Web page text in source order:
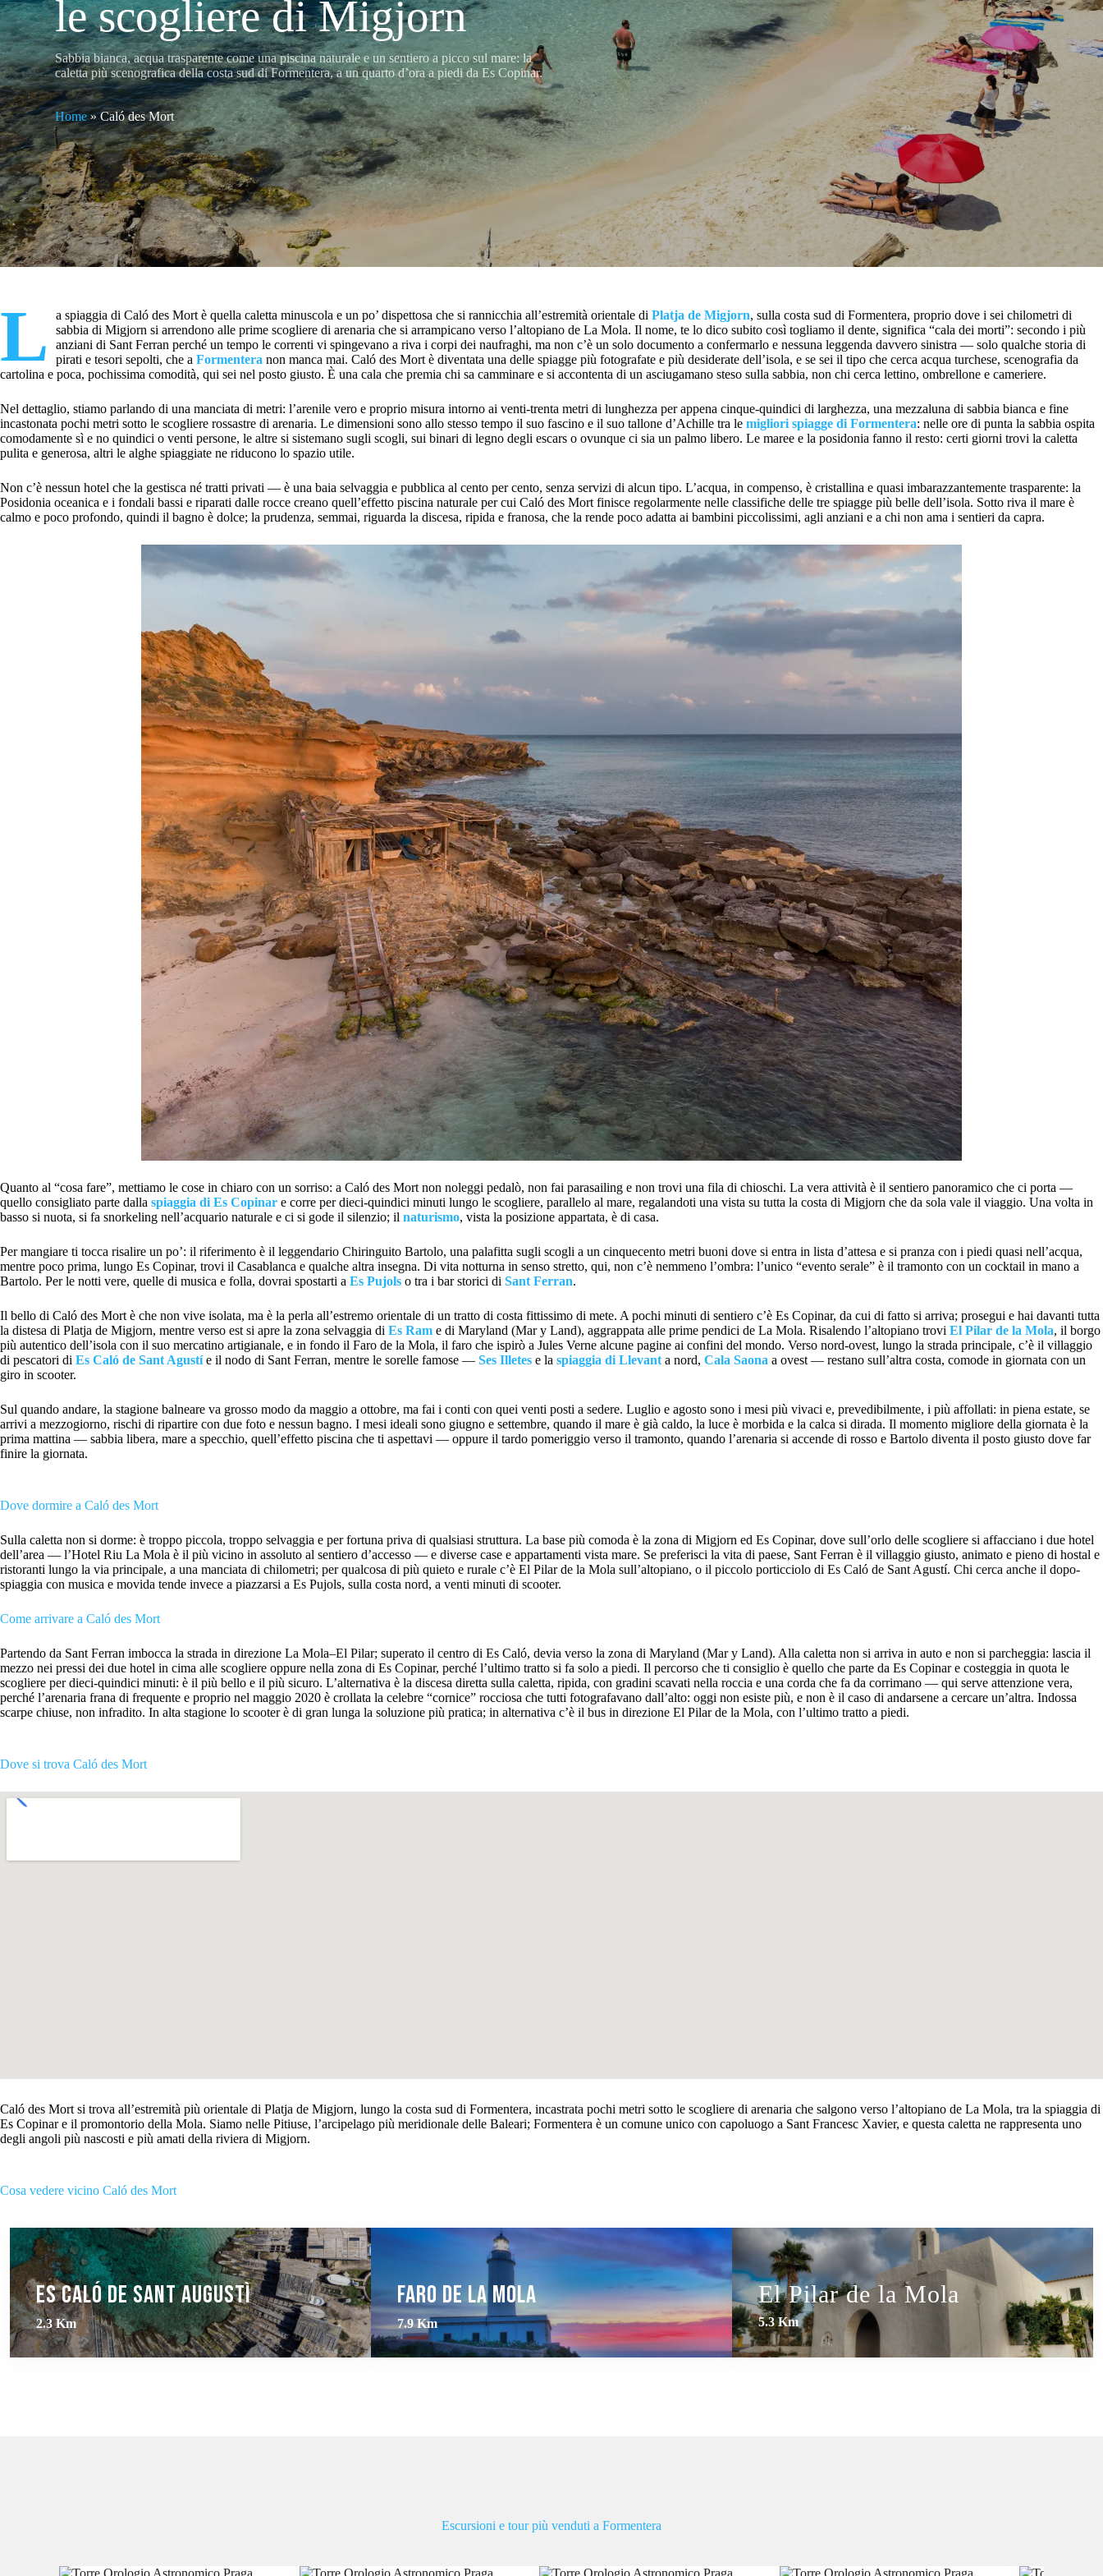
le scogliere di Migjorn
Sabbia bianca, acqua trasparente come una piscina naturale e un sentiero a picco sul mare: la
caletta più scenografica della costa sud di Formentera, a un quarto d’ora a piedi da Es Copinar.
Home»Caló des Mort
L a spiaggia di Caló des Mort è quella caletta minuscola e un po’ dispettosa che si rannicchia all’estremità orientale di Platja de Migjorn, sulla costa sud di Formentera, proprio dove i sei chilometri di
sabbia di Migjorn si arrendono alle prime scogliere di arenaria che si arrampicano verso l’altopiano de La Mola. Il nome, te lo dico subito così togliamo il dente, significa “cala dei morti”: secondo i più
anziani di Sant Ferran perché un tempo le correnti vi spingevano a riva i corpi dei naufraghi, ma non c’è un solo documento a confermarlo e nessuna leggenda davvero sinistra — solo qualche storia di
pirati e tesori sepolti, che a Formentera non manca mai. Caló des Mort è diventata una delle spiagge più fotografate e più desiderate dell’isola, e se sei il tipo che cerca acqua turchese, scenografia da
cartolina e poca, pochissima comodità, qui sei nel posto giusto. È una cala che premia chi sa camminare e si accontenta di un asciugamano steso sulla sabbia, non chi cerca lettino, ombrellone e cameriere.
Nel dettaglio, stiamo parlando di una manciata di metri: l’arenile vero e proprio misura intorno ai venti-trenta metri di lunghezza per appena cinque-quindici di larghezza, una mezzaluna di sabbia bianca e fine
incastonata pochi metri sotto le scogliere rossastre di arenaria. Le dimensioni sono allo stesso tempo il suo fascino e il suo tallone d’Achille tra le migliori spiagge di Formentera: nelle ore di punta la sabbia ospita
comodamente sì e no quindici o venti persone, le altre si sistemano sugli scogli, sui binari di legno degli escars o ovunque ci sia un palmo libero. Le maree e la posidonia fanno il resto: certi giorni trovi la caletta
pulita e generosa, altri le alghe spiaggiate ne riducono lo spazio utile.
Non c’è nessun hotel che la gestisca né tratti privati — è una baia selvaggia e pubblica al cento per cento, senza servizi di alcun tipo. L’acqua, in compenso, è cristallina e quasi imbarazzantemente trasparente: la
Posidonia oceanica e i fondali bassi e riparati dalle rocce creano quell’effetto piscina naturale per cui Caló des Mort finisce regolarmente nelle classifiche delle tre spiagge più belle dell’isola. Sotto riva il mare è
calmo e poco profondo, quindi il bagno è dolce; la prudenza, semmai, riguarda la discesa, ripida e franosa, che la rende poco adatta ai bambini piccolissimi, agli anziani e a chi non ama i sentieri da capra.
Quanto al “cosa fare”, mettiamo le cose in chiaro con un sorriso: a Caló des Mort non noleggi pedalò, non fai parasailing e non trovi una fila di chioschi. La vera attività è il sentiero panoramico che ci porta —
quello consigliato parte dalla spiaggia di Es Copinar e corre per dieci-quindici minuti lungo le scogliere, parallelo al mare, regalandoti una vista su tutta la costa di Migjorn che da sola vale il viaggio. Una volta in
basso si nuota, si fa snorkeling nell’acquario naturale e ci si gode il silenzio; il naturismo, vista la posizione appartata, è di casa.
Per mangiare ti tocca risalire un po’: il riferimento è il leggendario Chiringuito Bartolo, una palafitta sugli scogli a un cinquecento metri buoni dove si entra in lista d’attesa e si pranza con i piedi quasi nell’acqua,
mentre poco prima, lungo Es Copinar, trovi il Casablanca e qualche altra insegna. Di vita notturna in senso stretto, qui, non c’è nemmeno l’ombra: l’unico “evento serale” è il tramonto con un cocktail in mano a
Bartolo. Per le notti vere, quelle di musica e folla, dovrai spostarti a Es Pujols o tra i bar storici di Sant Ferran.
Il bello di Caló des Mort è che non vive isolata, ma è la perla all’estremo orientale di un tratto di costa fittissimo di mete. A pochi minuti di sentiero c’è Es Copinar, da cui di fatto si arriva; prosegui e hai davanti tutta
la distesa di Platja de Migjorn, mentre verso est si apre la zona selvaggia di Es Ram e di Maryland (Mar y Land), aggrappata alle prime pendici de La Mola. Risalendo l’altopiano trovi El Pilar de la Mola, il borgo
più autentico dell’isola con il suo mercatino artigianale, e in fondo il Faro de la Mola, il faro che ispirò a Jules Verne alcune pagine ai confini del mondo. Verso nord-ovest, lungo la strada principale, c’è il villaggio
di pescatori di Es Caló de Sant Agustíe il nodo di Sant Ferran, mentre le sorelle famose — Ses Illetes e la spiaggia di Llevant a nord, Cala Saona a ovest — restano sull’altra costa, comode in giornata con un
giro in scooter.
Sul quando andare, la stagione balneare va grosso modo da maggio a ottobre, ma fai i conti con quei venti posti a sedere. Luglio e agosto sono i mesi più vivaci e, prevedibilmente, i più affollati: in piena estate, se
arrivi a mezzogiorno, rischi di ripartire con due foto e nessun bagno. I mesi ideali sono giugno e settembre, quando il mare è già caldo, la luce è morbida e la calca si dirada. Il momento migliore della giornata è la
prima mattina — sabbia libera, mare a specchio, quell’effetto piscina che ti aspettavi — oppure il tardo pomeriggio verso il tramonto, quando l’arenaria si accende di rosso e Bartolo diventa il posto giusto dove far
finire la giornata.
Dove dormire a Caló des Mort
Sulla caletta non si dorme: è troppo piccola, troppo selvaggia e per fortuna priva di qualsiasi struttura. La base più comoda è la zona di Migjorn ed Es Copinar, dove sull’orlo delle scogliere si affacciano i due hotel
dell’area — l’Hotel Riu La Mola è il più vicino in assoluto al sentiero d’accesso — e diverse case e appartamenti vista mare. Se preferisci la vita di paese, Sant Ferran è il villaggio giusto, animato e pieno di hostal e
ristoranti lungo la via principale, a una manciata di chilometri; per qualcosa di più quieto e rurale c’è El Pilar de la Mola sull’altopiano, o il piccolo porticciolo di Es Caló de Sant Agustí. Chi cerca anche il dopo-
spiaggia con musica e movida tende invece a piazzarsi a Es Pujols, sulla costa nord, a venti minuti di scooter.
Come arrivare a Caló des Mort
Partendo da Sant Ferran imbocca la strada in direzione La Mola–El Pilar; superato il centro di Es Caló, devia verso la zona di Maryland (Mar y Land). Alla caletta non si arriva in auto e non si parcheggia: lascia il
mezzo nei pressi dei due hotel in cima alle scogliere oppure nella zona di Es Copinar, perché l’ultimo tratto si fa solo a piedi. Il percorso che ti consiglio è quello che parte da Es Copinar e costeggia in quota le
scogliere per dieci-quindici minuti: è il più bello e il più sicuro. L’alternativa è la discesa diretta sulla caletta, ripida, con gradini scavati nella roccia e una corda che fa da corrimano — qui serve attenzione vera,
perché l’arenaria frana di frequente e proprio nel maggio 2020 è crollata la celebre “cornice” rocciosa che tutti fotografavano dall’alto: oggi non esiste più, e non è il caso di andarsene a cercare un’altra. Indossa
scarpe chiuse, non infradito. In alta stagione lo scooter è di gran lunga la soluzione più pratica; in alternativa c’è il bus in direzione El Pilar de la Mola, con l’ultimo tratto a piedi.
Dove si trova Caló des Mort
Caló des Mort si trova all’estremità più orientale di Platja de Migjorn, lungo la costa sud di Formentera, incastrata pochi metri sotto le scogliere di arenaria che salgono verso l’altopiano de La Mola, tra la spiaggia di
Es Copinar e il promontorio della Mola. Siamo nelle Pitiuse, l’arcipelago più meridionale delle Baleari; Formentera è un comune unico con capoluogo a Sant Francesc Xavier, e questa caletta ne rappresenta uno
degli angoli più nascosti e più amati della riviera di Migjorn.
Cosa vedere vicino Caló des Mort
Es Caló de Sant Augustì
2.3 Km
Faro de la Mola
7.9 Km
El Pilar de la Mola
5.3 Km
Escursioni e tour più venduti a Formentera